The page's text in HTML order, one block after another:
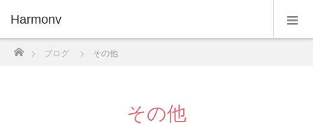
Harmony
ブログ その他
その他